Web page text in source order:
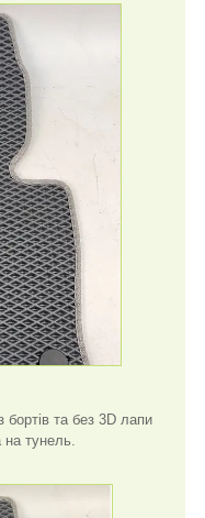
бортів та без 3D лапи
на тунель.